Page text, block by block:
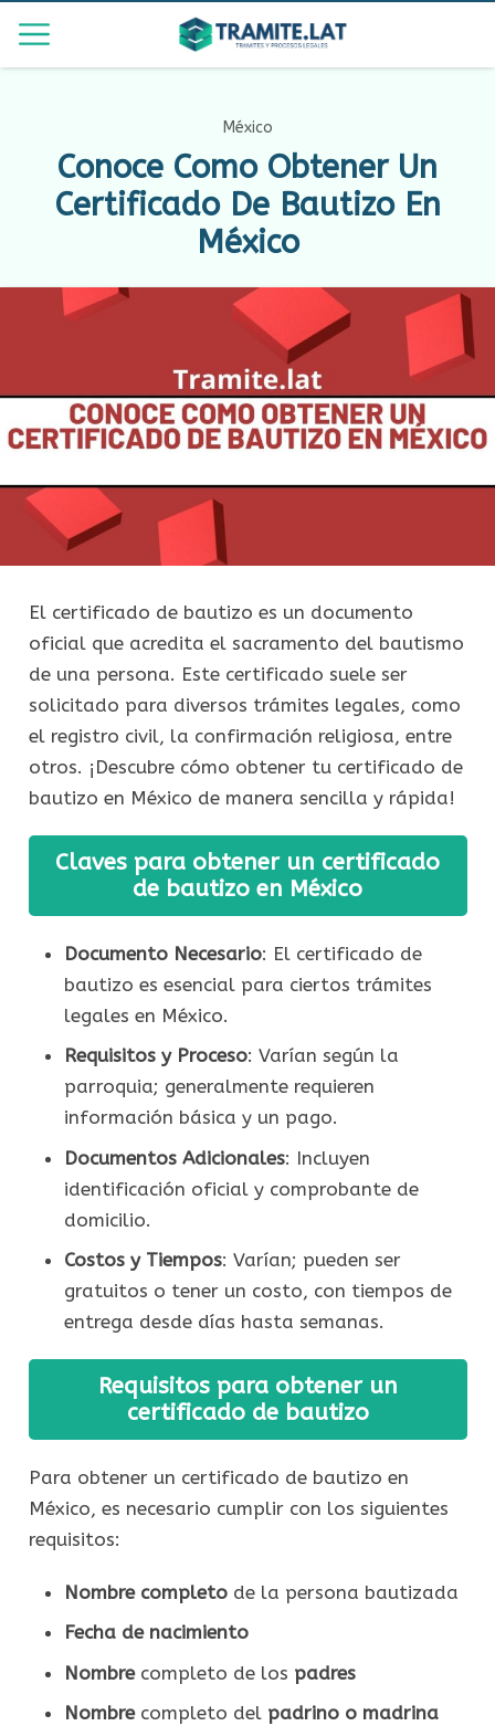
México
Conoce Como Obtener Un
Certificado De Bautizo En
México
El certificado de bautizo es un documento
oficial que acredita el sacramento del bautismo
de una persona. Este certificado suele ser
solicitado para diversos trámites legales, como
el registro civil, la confirmación religiosa, entre
otros. ¡Descubre cómo obtener tu certificado de
bautizo en México de manera sencilla y rápida!
Claves para obtener un certificado
de bautizo en México
Documento Necesario: El certificado de
bautizo es esencial para ciertos trámites
legales en México.
Requisitos y Proceso: Varían según la
parroquia; generalmente requieren
información básica y un pago.
Documentos Adicionales: Incluyen
identificación oficial y comprobante de
domicilio.
Costos y Tiempos: Varían; pueden ser
gratuitos o tener un costo, con tiempos de
entrega desde días hasta semanas.
Requisitos para obtener un
certificado de bautizo
Para obtener un certificado de bautizo en
México, es necesario cumplir con los siguientes
requisitos:
Nombre completode la persona bautizada
Fecha de nacimiento
Nombrecompleto de los padres
Nombrecompleto del padrino o madrina